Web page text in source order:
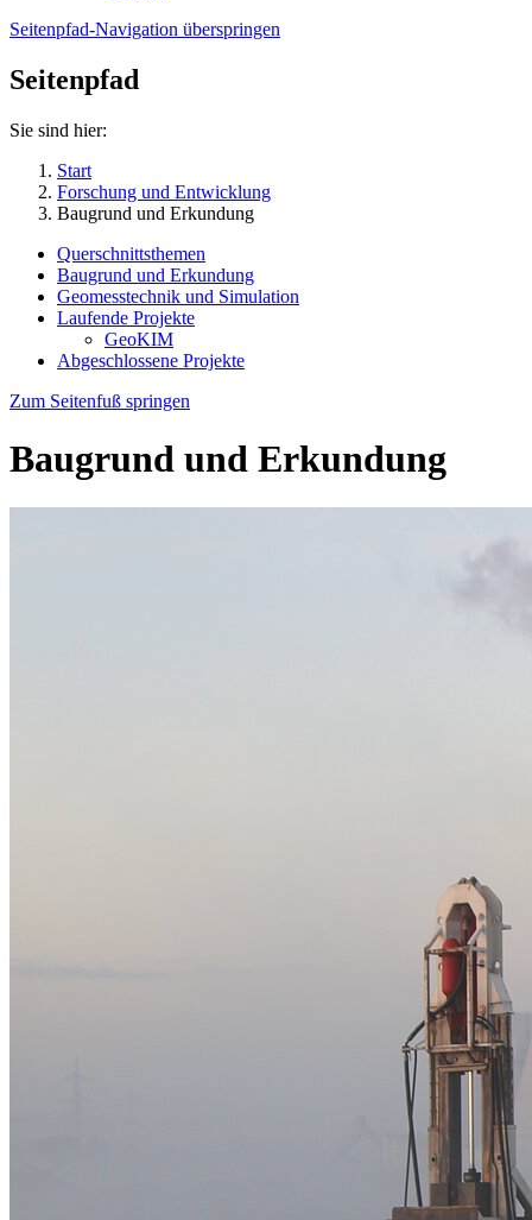
Seitenpfad-Navigation überspringen
Seitenpfad
Sie sind hier:
Start
Forschung und Entwicklung
Baugrund und Erkundung
Querschnittsthemen
Baugrund und Erkundung
Geomesstechnik und Simulation
Laufende Projekte
GeoKIM
Abgeschlossene Projekte
Zum Seitenfuß springen
Baugrund und Erkundung